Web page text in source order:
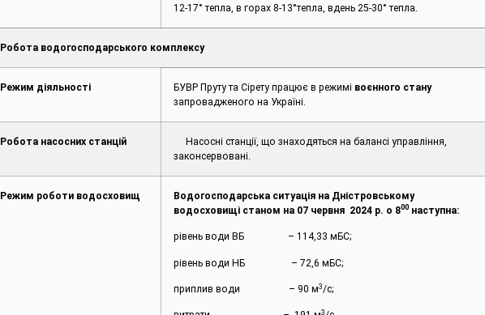
12-17° тепла, в горах 8-13°тепла, вдень 25-30° тепла.
Робота водогосподарського комплексу
Режим діяльності БУВР Пруту та Сірету працює в режимі воєнного стану
запровадженого на Україні.
Робота насосних станцій
Насосні станції, що знаходяться на балансі управління,
законсервовані.
Режим роботи водосховищ
Водогосподарська ситуація на Дністровському
водосховищі станом на 07 червня 2024 р. о 800 наступна:
рівень води ВБ – 114,33 мБС;
рівень води НБ – 72,6 мБС;
приплив води – 90 м3/с;
3